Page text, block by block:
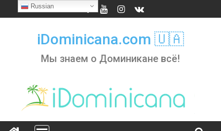
to
iDominicana.com 🇺🇦
Мы знаем о Доминикане всё!
Russian